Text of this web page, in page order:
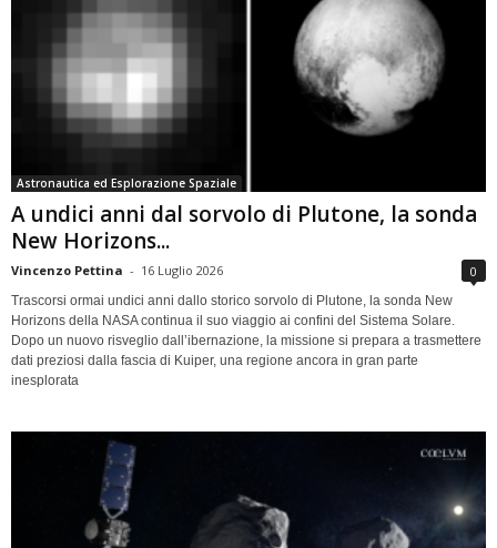
Astronautica ed Esplorazione Spaziale
A undici anni dal sorvolo di Plutone, la sonda
New Horizons...
Vincenzo Pettina - 16 Luglio 2026 0
Trascorsi ormai undici anni dallo storico sorvolo di Plutone, la sonda New
Horizons della NASA continua il suo viaggio ai confini del Sistema Solare.
Dopo un nuovo risveglio dall’ibernazione, la missione si prepara a trasmettere
dati preziosi dalla fascia di Kuiper, una regione ancora in gran parte
inesplorata